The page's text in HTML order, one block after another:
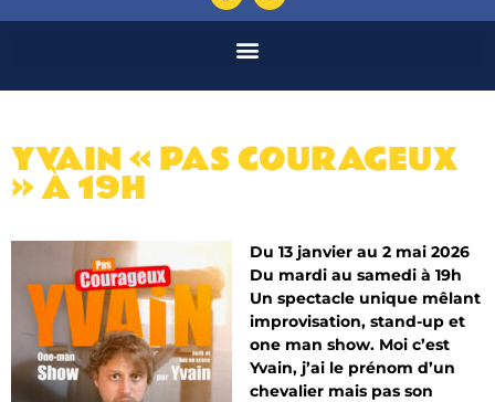
YVAIN « PAS COURAGEUX
» À 19H
Du 13 janvier au 2 mai 2026
Du mardi au samedi à 19h
Un spectacle unique mêlant
improvisation, stand-up et
one man show. Moi c’est
Yvain, j’ai le prénom d’un
chevalier mais pas son